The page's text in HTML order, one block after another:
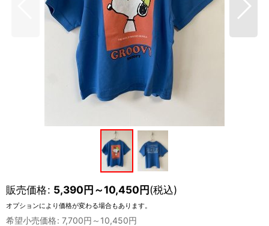
販売価格: 5,390円～10,450円(税込)
オプションにより価格が変わる場合もあります。
希望小売価格: 7,700円 ～10,450円